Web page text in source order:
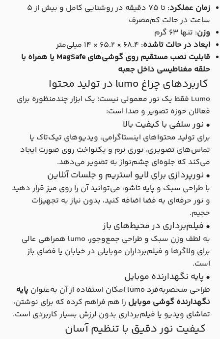
زمان عملکرد
: تا ۷۵ دقیقه در روشنایی کامل و بیش از ۵
ساعت در حالت کم‌مصرف
وزن: تنها ۶۳ گرم
ابعاد در حالت تاشده: ۶۸.۴ × ۶۵.۲ × ۱۴ میلی‌متر
قابلیت نصب مستقیم روی گوشی‌های MagSafe یا همراه با
حلقه مغناطیسی داخل جعبه
کاربردهای چراغ lumo در تولید محتوا
Lumo فقط یک نور معمولی نیست؛ یک ابزار چندمنظوره برای
فعالان حوزه تصویر و صدا است:
• نور سلفی با کیفیت بالا
برای تولید محتواهای اینستاگرامی، ویدیوهای تیک‌تاک یا
تماس‌های تصویری، نوری نرم و یکنواخت روی صورت ایجاد
می‌کند که جلوه‌ای چشم‌نواز به تصویر می‌دهد.
• نورپردازی برای لایو استریم و جلسات آنلاین
با طراحی سبک و پایه تاشو، می‌توانید آن را روی میز قرار دهید
و نور حرفه‌ای به فضا اضافه کنید، بدون نیاز به تجهیزات
حجیم.
• فیلم‌برداری در محیط‌های باز
به لطف وزن سبک و طراحی جمع‌وجور، lumo همراهی عالی
برای ولاگرها و فیلم‌برداران موبایلی در خیابان یا فضای باز
است.
• پایه نگهدارنده موبایل
طراحی منحصر‌به‌فرد lumo امکان استفاده از آن به‌عنوان
پایه
نگهدارنده گوشی موبایل را هم فراهم کرده که برای نوشتن،
تماشای ویدیو یا فیلم‌برداری بدون لرزش بسیار کاربردی است.
کیفیت نور دقیق با تنظیم آسان